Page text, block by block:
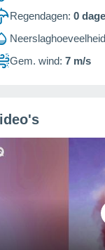
Regendagen: 0
Gem. wind: 7 m/s